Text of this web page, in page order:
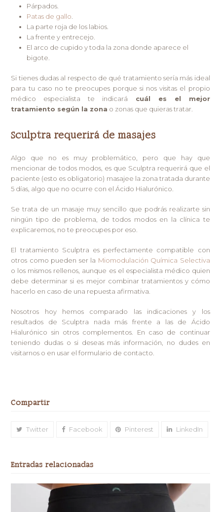
Párpados.
Patas de gallo
La parte roja de los labios.
La frente y entrecejo.
El arco de cupido y toda la zona donde aparece el
bigote.
Si tienes dudas al respecto de qué tratamiento sería más ideal
para tu caso no te preocupes porque si nos visitas el propio
médico especialista te indicará cuál es el mejor
tratamiento según la zona o zonas que quieras tratar.
Sculptra requerirá de masajes
Algo que no es muy problemático, pero que hay que
mencionar de todos modos, es que Sculptra requerirá que el
paciente (esto es obligatorio) masajee la zona tratada durante
5 días, algo que no ocurre con el Ácido Hialurónico.
Se trata de un masaje muy sencillo que podrás realizarte sin
ningún tipo de problema, de todos modos en la clínica te
explicaremos, no te preocupes por eso.
El tratamiento Sculptra es perfectamente compatible con
otros como pueden ser la Miomodulación Química Selectiva
o los mismos rellenos, aunque es el especialista médico quien
debe determinar si es mejor combinar tratamientos y cómo
hacerlo en caso de una repuesta afirmativa.
Nosotros hoy hemos comparado las indicaciones y los
resultados de Sculptra nada más frente a las de Ácido
Hialurónico sin otros complementos. En caso de continuar
teniendo dudas o si deseas más información, no dudes en
visitarnos o en usar el formulario de contacto.
Compartir
Twitter Facebook Pinterest LinkedIn
Entradas relacionadas